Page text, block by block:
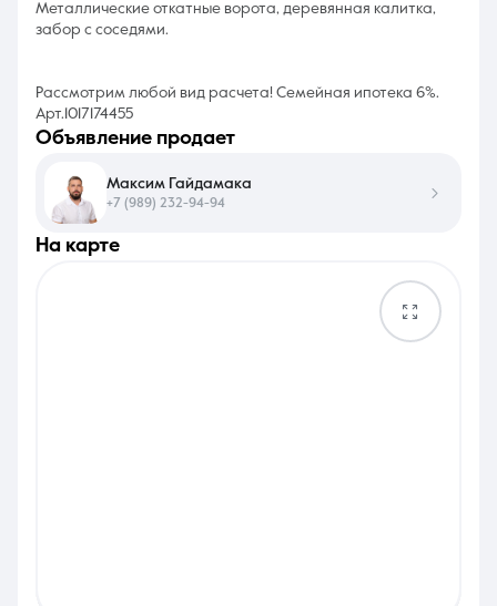
Металлические откатные ворота, деревянная калитка,
забор с соседями.
Рассмотрим любой вид расчета! Семейная ипотека 6%.
Арт.1017174455
на карте
объявление продает
Максим Гайдамака
+7 (989) 232-94-94